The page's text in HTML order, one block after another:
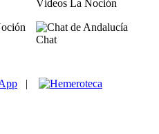
Vídeos La Noción
Chat
|